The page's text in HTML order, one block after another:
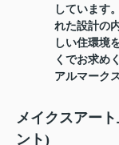
しています
れた設計の
しい住環境
くでお求め
アルマーク
メイクスアー
ント)